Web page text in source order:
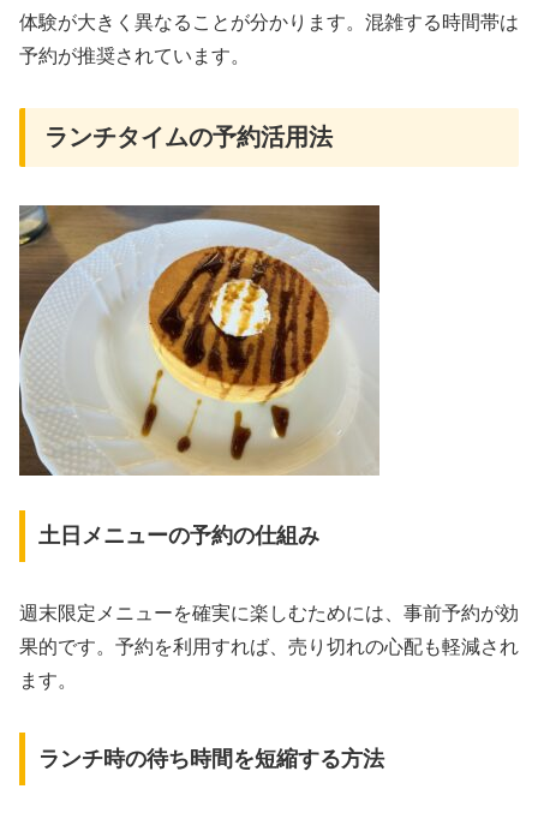
体験が大きく異なることが分かります。混雑する時間帯は
予約が推奨されています。
ランチタイムの予約活用法
土日メニューの予約の仕組み
週末限定メニューを確実に楽しむためには、事前予約が効
果的です。予約を利用すれば、売り切れの心配も軽減され
ます。
ランチ時の待ち時間を短縮する方法